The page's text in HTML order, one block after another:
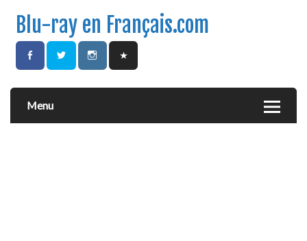
Blu-ray en Français.com
Menu